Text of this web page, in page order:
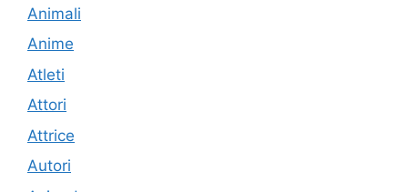
Animali
Anime
Atleti
Attori
Attrice
Autori